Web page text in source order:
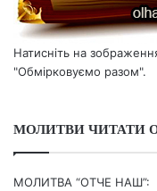
Натисніть на
"Обмірковуємо разом".
МОЛИТВИ ЧИТАТИ
МОЛИТВА “ОТЧЕ НАШ”: